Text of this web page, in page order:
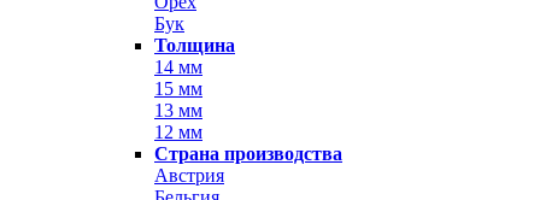
Бук
Толщина
14 мм
15 мм
13 мм
12 мм
Страна производства
Австрия